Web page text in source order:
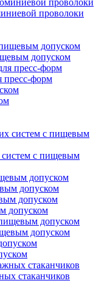
проволоки
допуском
пресс-форм
систем с пищевым
допуском
допуском
допуском
стаканчиков